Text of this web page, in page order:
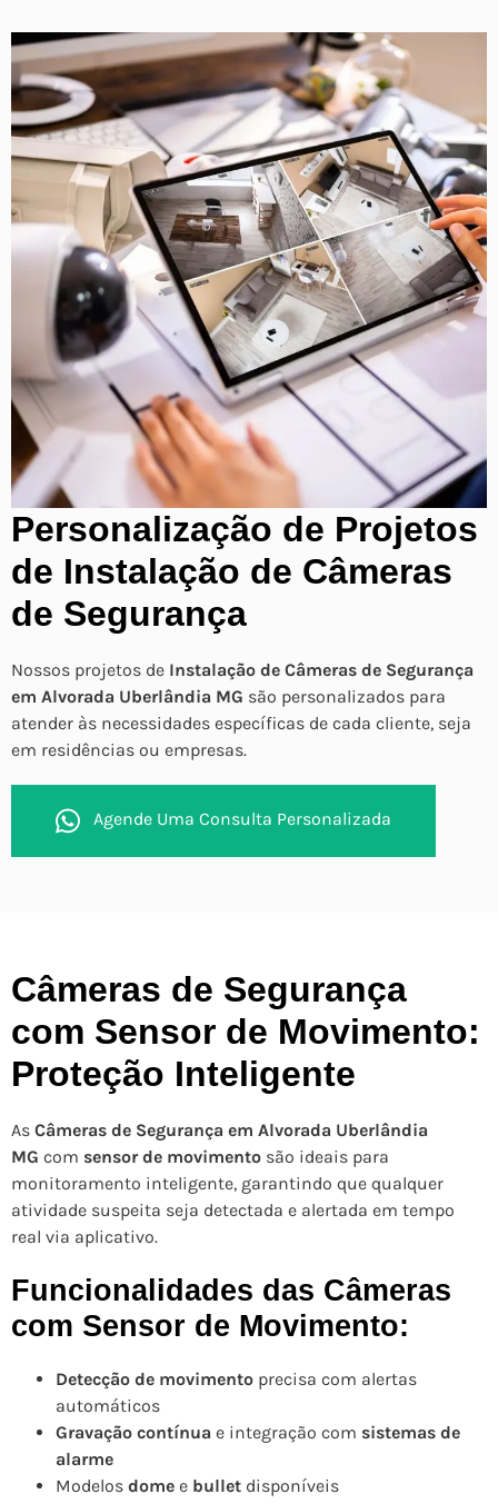
Personalização de Projetos
de Instalação de Câmeras
de Segurança
Nossos projetos de Instalação de Câmeras de Segurança
em Alvorada Uberlândia MG são personalizados para
atender às necessidades específicas de cada cliente, seja
em residências ou empresas.
Agende Uma Consulta Personalizada
Câmeras de Segurança
com Sensor de Movimento:
Proteção Inteligente
As Câmeras de Segurança em Alvorada Uberlândia
MG com sensor de movimento são ideais para
monitoramento inteligente, garantindo que qualquer
atividade suspeita seja detectada e alertada em tempo
real via aplicativo.
Funcionalidades das Câmeras
com Sensor de Movimento:
Detecção de movimento precisa com alertas
automáticos
Gravação contínua e integração com sistemas de
alarme
Modelos dome e bullet disponíveis